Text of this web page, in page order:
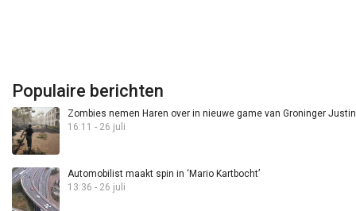
Populaire berichten
Zombies nemen Haren over in nieuwe game van Groninger
16:11 - 26 juli
Automobilist maakt spin in ‘Mario Kartbocht’
13:36 - 26 juli